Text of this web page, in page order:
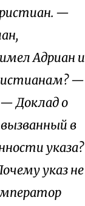
—
Адриан и
—
Доклад о
в
указа?
указ не